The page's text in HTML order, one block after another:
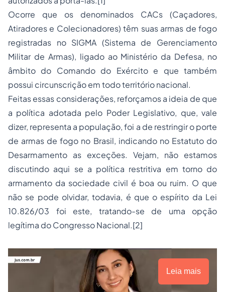
Ocorre que os denominados CACs (Caçadores,
Atiradores e Colecionadores) têm suas armas de fogo
registradas no SIGMA (Sistema de Gerenciamento
Militar de Armas), ligado ao Ministério da Defesa, no
âmbito do Comando do Exército e que também
possui circunscrição em todo território nacional.
Feitas essas considerações, reforçamos a ideia de que
a política adotada pelo Poder Legislativo, que, vale
dizer, representa a população, foi a de restringir o porte
de armas de fogo no Brasil, indicando no Estatuto do
Desarmamento as exceções. Vejam, não estamos
discutindo aqui se a política restritiva em torno do
armamento da sociedade civil é boa ou ruim. O que
não se pode olvidar, todavia, é que o espírito da Lei
10.826/03 foi este, tratando-se de uma opção
legítima do Congresso Nacional.[2]
Leia mais